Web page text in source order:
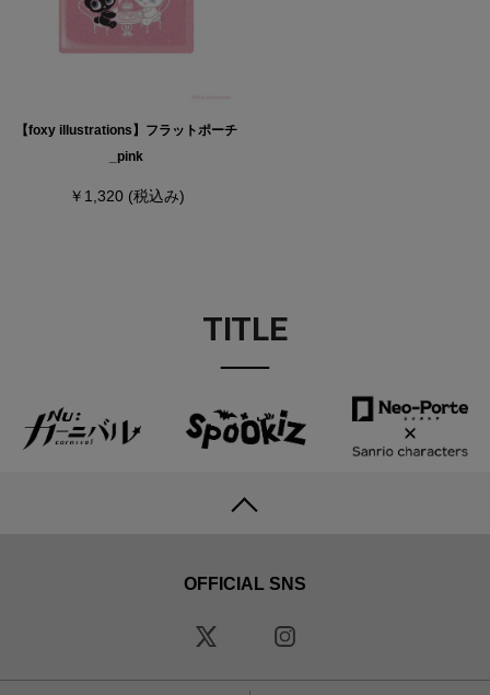
【foxy illustrations】フラットポーチ
_pink
￥1,320 (税込み)
TITLE
OFFICIAL SNS